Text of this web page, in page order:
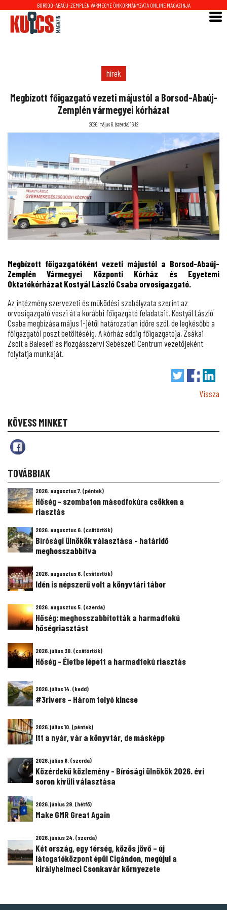
BORSOD-ABAÚJ-ZEMPLÉN VÁRMEGYE ÖNKORMÁNYZATA ONLINE MAGAZINJA
hírek
Megbízott főigazgató vezeti májustól a Borsod-Abaúj-
Zemplén vármegyei kórházat
2026. május 6. (szerda) 16:12
Megbízott főigazgatóként vezeti májustól a Borsod-Abaúj-
Zemplén Vármegyei Központi Kórház és Egyetemi
Oktatókórházat Kostyál László Csaba orvosigazgató.
Az intézmény szervezeti és működési szabályzata szerint az
orvosigazgató veszi át a korábbi főigazgató feladatait. Kostyál László
Csaba megbízása május 1-jétől határozatlan időre szól, de legkésőbb a
főigazgatói poszt betöltéséig. A kórház eddig főigazgatója, Zsákai
Zsolt a Baleseti és Mozgásszervi Sebészeti Centrum vezetőjeként
folytatja munkáját.
Vissza
KÖVESS MINKET
TOVÁBBIAK
2026. augusztus 7. (péntek)
Hőség - szombaton másodfokúra csökken a
riasztás
2026. augusztus 6. (csütörtök)
Bírósági ülnökök választása - határidő
meghosszabbítva
2026. augusztus 6. (csütörtök)
Idén is népszerű volt a könyvtári tábor
2026. augusztus 5. (szerda)
Hőség: meghosszabbították a harmadfokú
hőségriasztást
2026. július 30. (csütörtök)
Hőség - Életbe lépett a harmadfokú riasztás
2026. július 14. (kedd)
#3rivers – Három folyó kincse
2026. július 10. (péntek)
Itt a nyár, vár a könyvtár, de másképp
2026. július 8. (szerda)
Közérdekű közlemény - Bírósági ülnökök 2026. évi
soron kívüli választása
2026. június 29. (hétfő)
Make GMR Great Again
2026. június 24. (szerda)
Két ország, egy térség, közös jövő – új
látogatóközpont épül Cigándon, megújul a
királyhelmeci Csonkavár környezete